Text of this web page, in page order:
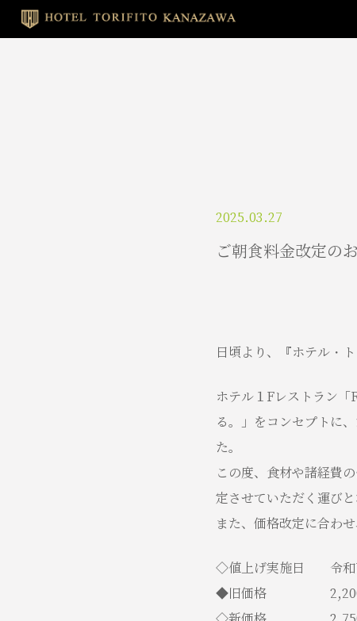
2025.03.27
ご朝食料金改定の
日頃より、『ホテル・
ホテル１Fレストラン
る。」をコンセプトに
た。
この度、食材や諸経費
定させていただく運びと
また、価格改定に合わ
◇値上げ実施日 令和7
◆旧価格 2,200円